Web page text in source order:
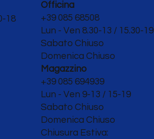
18
Officina
+39 085 68508
Lun - Ven 8.30-13 / 15.30-19
Sabato Chiuso
Domenica Chiuso
Magazzino
+39 085 694939
Lun - Ven 9-13 / 15-19
Sabato Chiuso
Domenica Chiuso
Chiusura Estiva: